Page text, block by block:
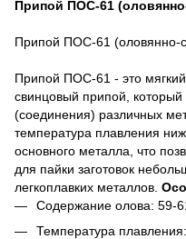
Припой ПОС-61
Припой ПОС-61 (оловянно-
Припой ПОС-61 - это
свинцовый припой, который
(соединения) различных
температура плавления
основного металла, что
для пайки заготовок
легкоплавких металлов.
Содержание олова: 59-
Температура